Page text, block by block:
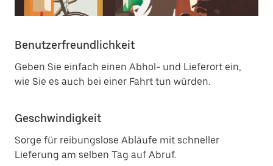
Benutzerfreundlichkeit
Geben Sie einfach einen Abhol- und Lieferort ein,
wie Sie es auch bei einer Fahrt tun würden.
Geschwindigkeit
Sorge für reibungslose Abläufe mit schneller
Lieferung am selben Tag auf Abruf.